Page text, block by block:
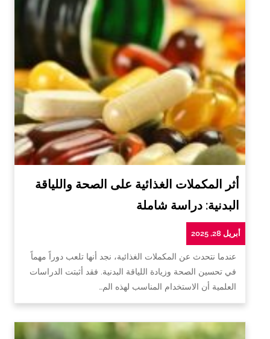
أثر المكملات الغذائية على الصحة واللياقة
البدنية: دراسة شاملة
أبريل 28, 2025
عندما نتحدث عن المكملات الغذائية، نجد أنها تلعب دوراً مهماً
في تحسين الصحة وزيادة اللياقة البدنية. فقد أثبتت الدراسات
العلمية أن الاستخدام المناسب لهذه الم…